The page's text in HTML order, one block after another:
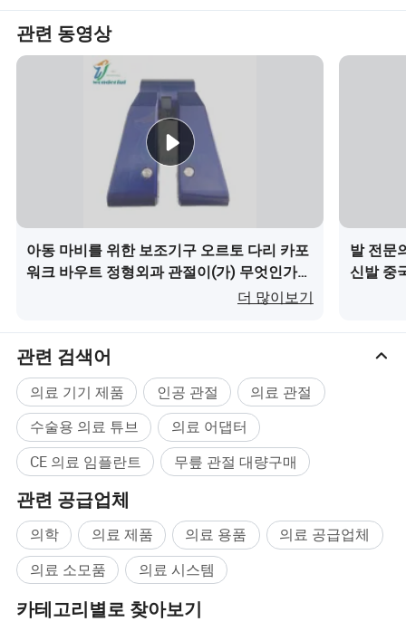
관련 동영상
아동 마비를 위한 보조기구 오르토 다리 카포
워크 바우트 정형외과 관절이(가) 무엇인가
더 많이보기
발 전문
신발 중
관련 검색어
의료 기기 제품 인공 관절
의료 관절
수술용 의료 튜브
의료 어댑터
CE 의료 임플란트
무릎 관절 대량구매
관련 공급업체
의학 의료 제품 의료 용품
의료 공급업체
의료 소모품
의료 시스템
카테고리별로 찾아보기